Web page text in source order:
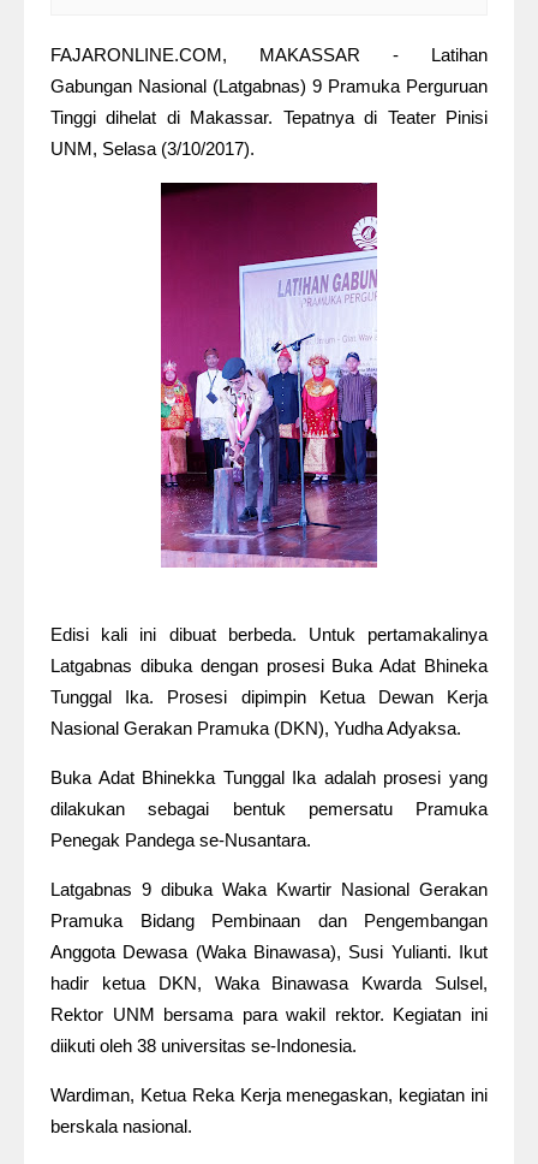
FAJARONLINE.COM, MAKASSAR - Latihan
Gabungan Nasional (Latgabnas) 9 Pramuka Perguruan
Tinggi dihelat di Makassar. Tepatnya di Teater Pinisi
UNM, Selasa (3/10/2017).
Edisi kali ini dibuat berbeda. Untuk pertamakalinya
Latgabnas dibuka dengan prosesi Buka Adat Bhineka
Tunggal Ika. Prosesi dipimpin Ketua Dewan Kerja
Nasional Gerakan Pramuka (DKN), Yudha Adyaksa.
Buka Adat Bhinekka Tunggal Ika adalah prosesi yang
dilakukan sebagai bentuk pemersatu Pramuka
Penegak Pandega se-Nusantara.
Latgabnas 9 dibuka Waka Kwartir Nasional Gerakan
Pramuka Bidang Pembinaan dan Pengembangan
Anggota Dewasa (Waka Binawasa), Susi Yulianti. Ikut
hadir ketua DKN, Waka Binawasa Kwarda Sulsel,
Rektor UNM bersama para wakil rektor. Kegiatan ini
diikuti oleh 38 universitas se-Indonesia.
Wardiman, Ketua Reka Kerja menegaskan, kegiatan ini
berskala nasional.